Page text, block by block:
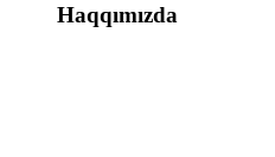
Haqqımızda